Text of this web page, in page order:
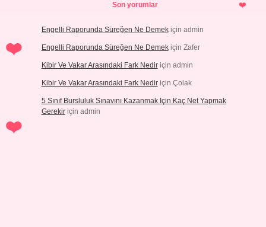
Son yorumlar
Engelli Raporunda Süreğen Ne Demekiçin admin
Engelli Raporunda Süreğen Ne Demekiçin Zafer
Kibir Ve Vakar Arasındaki Fark Nediriçin admin
Kibir Ve Vakar Arasındaki Fark Nediriçin Çolak
5 Sınıf Bursluluk Sınavını Kazanmak Için Kaç Net Yapmak
Gerekiriçin admin